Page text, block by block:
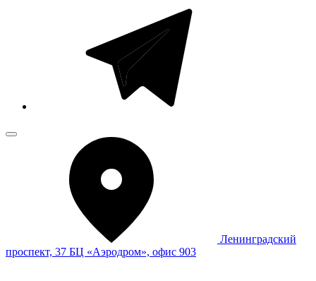
Ленинградский
проспект, 37 БЦ «Аэродром», офис 903